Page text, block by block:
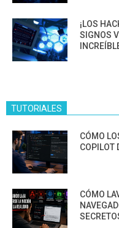
¡LOS
SIGNOS
TUTORIALES
CÓMO
COPILOT
CÓMO